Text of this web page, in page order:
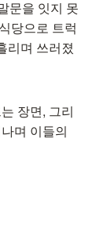
문을 잇지 못
당으로 트럭
리며 쓰러졌
장면, 그리
며 이들의